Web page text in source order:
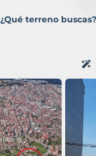
¿Qué terreno buscas?